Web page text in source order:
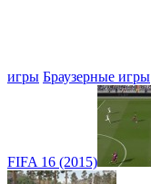
игры Браузерные игры
FIFA 16 (2015)